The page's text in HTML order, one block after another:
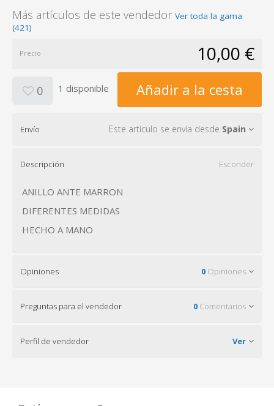
Más artículos de este vendedor Ver toda la gama
(421)
Precio 10,00 €
0 1 disponible Añadir a la cesta
Envío Este artículo se envía desde Spain
Descripción Esconder
ANILLO ANTE MARRON
DIFERENTES MEDIDAS
HECHO A MANO
Opiniones 0 Opiniones
Preguntas para el vendedor 0 Comentarios
Perfil de vendedor Ver